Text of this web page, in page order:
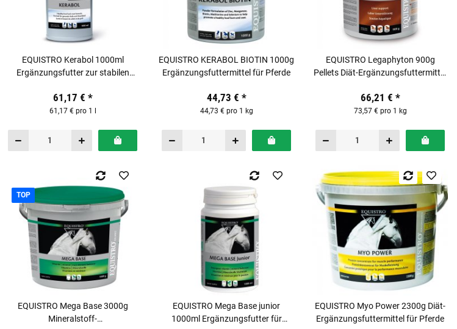
EQUISTRO Kerabol 1000ml
Ergänzungsfutter zur stabilen
61,17 € *
61,17 € pro 1 l
EQUISTRO KERABOL BIOTIN 1000g
Ergänzungsfuttermittel für Pferde
44,73 € *
44,73 € pro 1 kg
EQUISTRO Legaphyton 900g
Pellets Diät-Ergänzungsfuttermittel
66,21 € *
73,57 € pro 1 kg
TOP
EQUISTRO Mega Base 3000g
Mineralstoff-
EQUISTRO Mega Base junior
1000ml Ergänzungsfutter für
EQUISTRO Myo Power 2300g Diät-
Ergänzungsfuttermittel für Pferde